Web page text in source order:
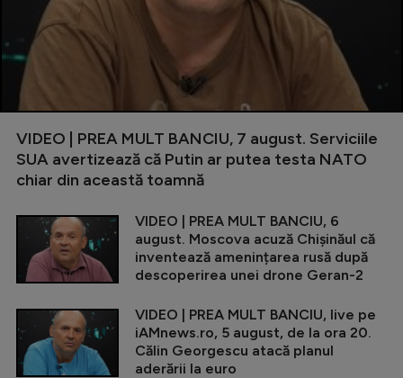
VIDEO | PREA MULT BANCIU, 7 august. Serviciile
SUA avertizează că Putin ar putea testa NATO
chiar din această toamnă
VIDEO | PREA MULT BANCIU, 6
august. Moscova acuză Chișinăul că
inventează amenințarea rusă după
descoperirea unei drone Geran-2
VIDEO | PREA MULT BANCIU, live pe
iAMnews.ro, 5 august, de la ora 20.
Călin Georgescu atacă planul
aderării la euro